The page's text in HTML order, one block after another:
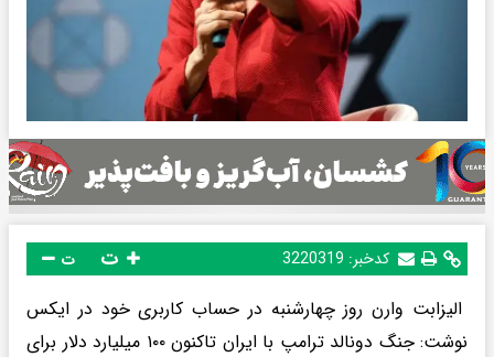
کدخبر: 3220319 ت
الیزابت وارن روز چهارشنبه در حساب کاربری خود در ایکس
نوشت: جنگ دونالد ترامپ با ایران تاکنون ۱۰۰ میلیارد دلار برای